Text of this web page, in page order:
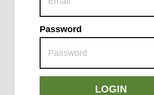
Password
LOGIN